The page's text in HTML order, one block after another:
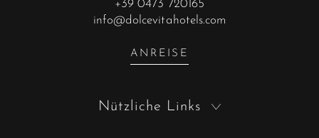
+39 0473 720165
info@dolcevitahotels.com
ANREISE
Nützliche Links